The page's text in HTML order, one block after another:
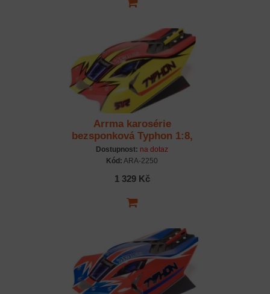
Arrma karosérie
bezsponková Typhon 1:8,
žlutá/červená
Dostupnost: na dotaz
Kód: ARA-2250
1 329 Kč